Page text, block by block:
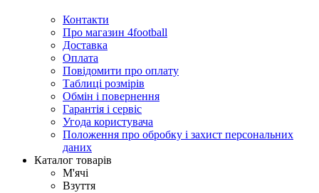
Контакти
Про магазин 4football
Доставка
Оплата
Повідомити про оплату
Таблиці розмірів
Обмін і повернення
Гарантія і сервіс
Угода користувача
Положення про обробку і захист персональних
даних
Каталог товарів
М'ячі
Взуття